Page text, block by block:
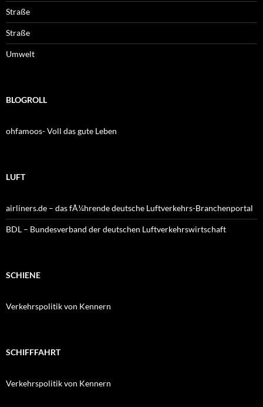
Straße
Straße
Umwelt
BLOGROLL
ohfamoos- Voll das gute Leben
LUFT
airliners.de – das fÃ¼hrende deutsche Luftverkehrs-Branchenportal
BDL – Bundesverband der deutschen Luftverkehrswirtschaft
SCHIENE
Verkehrspolitik von Kennern
SCHIFFFAHRT
Verkehrspolitik von Kennern